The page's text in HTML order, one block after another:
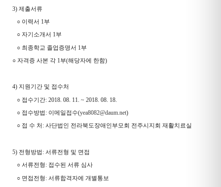
3) 제출서류
○ 이력서 1부
○ 자기소개서 1부
○ 최종학교 졸업증명서 1 부
○ 자격증 사본 각 1부(해당자에 한함)
4) 지원기간 및 접수처
○ 접수기간: 2018. 08. 11. ~ 2018. 08. 18.
○ 접수방법 : 이메일접수(yea8082@daum.net)
○ 접 수 처 : 사단법인 전라북도장애인부모회 전주시지회 재활치료실
5) 전형방법 : 서류전형 및 면접
○ 서류전형: 접수된 서류 심사
○ 면접전형: 서류합격자에 개별통보